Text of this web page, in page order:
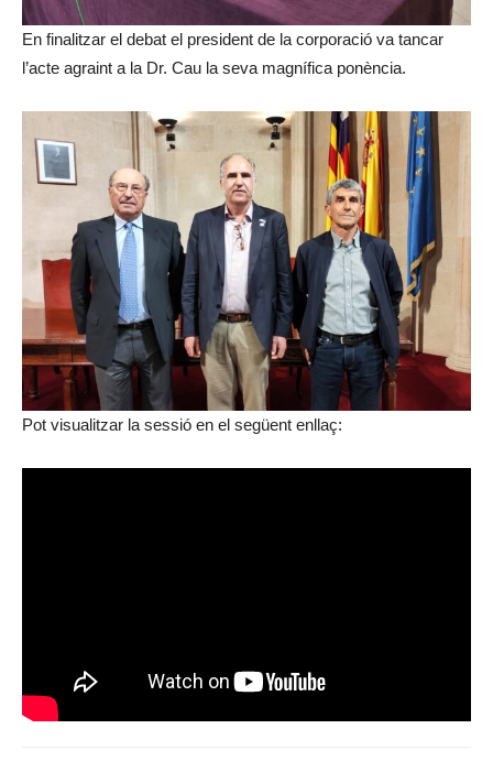
En finalitzar el debat el president de la corporació va tancar
l’acte agraint a la Dr. Cau la seva magnífica ponència.
Pot visualitzar la sessió en el següent enllaç: